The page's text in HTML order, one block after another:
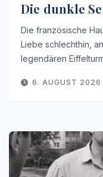
Die dunkle
Die französische
Liebe schlechthin,
legendären
6. AUGUST 2026